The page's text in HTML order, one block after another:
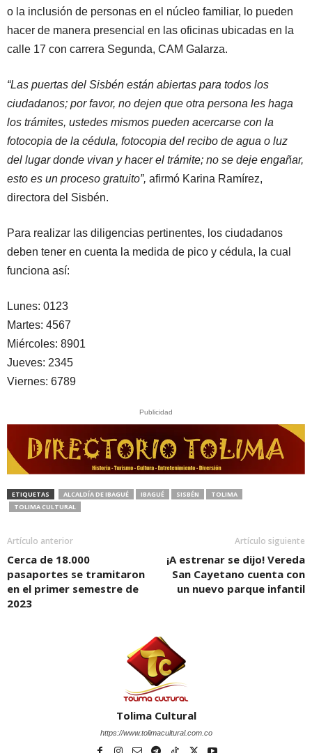
o la inclusión de personas en el núcleo familiar, lo pueden
hacer de manera presencial en las oficinas ubicadas en la
calle 17 con carrera Segunda, CAM Galarza.
“Las puertas del Sisbén están abiertas para todos los
ciudadanos; por favor, no dejen que otra persona les haga
los trámites, ustedes mismos pueden acercarse con la
fotocopia de la cédula, fotocopia del recibo de agua o luz
del lugar donde vivan y hacer el trámite; no se deje engañar,
esto es un proceso gratuito”, afirmó Karina Ramírez,
directora del Sisbén.
Para realizar las diligencias pertinentes, los ciudadanos
deben tener en cuenta la medida de pico y cédula, la cual
funciona así:
Lunes: 0123
Martes: 4567
Miércoles: 8901
Jueves: 2345
Viernes: 6789
Publicidad
ETIQUETAS ALCALDÍA DE IBAGUÉ IBAGUÉ SISBÉN
TOLIMA
TOLIMA CULTURAL
Artículo anterior
Cerca de 18.000
pasaportes se tramitaron
en el primer semestre de
2023
Artículo siguiente
¡A estrenar se dijo! Vereda
San Cayetano cuenta con
un nuevo parque infantil
Tolima Cultural
https://www.tolimacultural.com.co